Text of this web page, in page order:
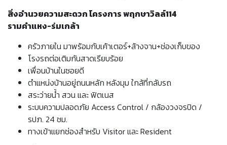
สิ่งอำนวยความสะดวก โครงการ พฤกษาวิลล์114
รามคำแหง-ร่มเกล้า
ครัวภายใน มาพร้อมกับเค้าเตอร์+ล้างจาน+ช่องเก็บของ
โรงรถต่อเติมกันสาดเรียบร้อย
เพื่อนบ้านในซอยดี
ตำแหน่งบ้านอยู่ถนนหลัก หลังมุม ใกล้ที่กลับรถ
สระว่ายน้ำ สวน และ ฟิตเนส
ระบบความปลอดภัย Access Control / กล้องวงจรปิด /
รปภ. 24 ชม.
ทางเข้าแยกช่องสำหรับ Visitor และ Resident